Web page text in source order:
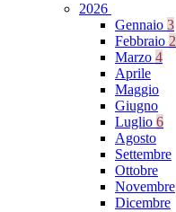
2026
Gennaio 3
Febbraio 2
Marzo 4
Aprile
Maggio
Giugno
Luglio 6
Agosto
Settembre
Ottobre
Novembre
Dicembre